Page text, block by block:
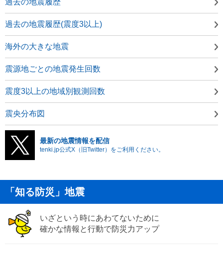
過去の地震履歴(震度3以上)
海外の大きな地震
震源地ごとの地震発生回数
震度3以上の地域別観測回数
震央分布図
最新の地震情報を配信
tenki.jp公式X（旧Twitter）をご利用ください。
「知る防災」地震
いざという時にあわてないために
確かな情報と行動で防災力アップ